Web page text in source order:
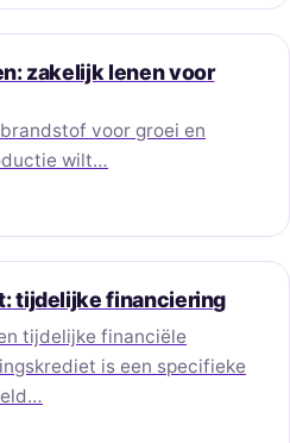
zakelijk lenen voor
voor groei en
wilt…
tijdelijke financiering
tijdelijke financiële
is een specifieke